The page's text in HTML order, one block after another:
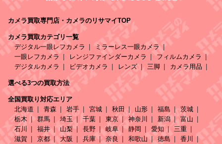
カメラ買取専門店・カメラのリサマイTOP
カメラ買取カテゴリ一覧
デジタル一眼レフカメラ
ミラーレス一眼カメラ
一眼レフカメラ
レンジファインダーカメラ
フィルムカメラ
デジタルカメラ
ビデオカメラ レンズ 三脚 カメラ用品
選べる3つの買取方法
全国買取り対応エリア
北海道
青森 岩手 宮城 秋田 山形 福島
茨城
栃木
群馬 埼玉 千葉 東京 神奈川 新潟
富山
石川
福井 山梨 長野 岐阜 静岡 愛知
三重
滋賀
京都 大阪 兵庫 奈良 和歌山 徳島 香川